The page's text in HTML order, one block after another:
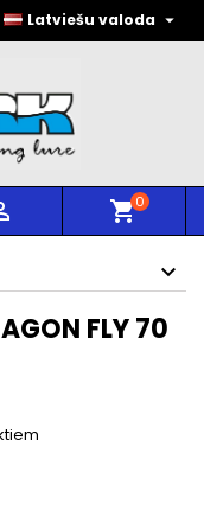
Latviešu valoda 
shopping_cart0
FLY 70